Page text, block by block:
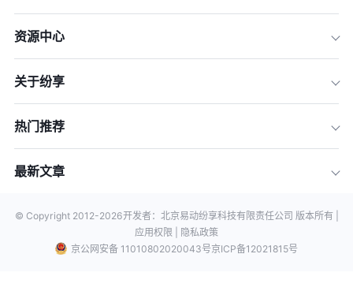
资源中心
关于纷享
热门推荐
最新文章
© Copyright 2012-2026开发者：北京易动纷享科技有限责任公司 版本所有 |
应用权限 |
隐私政策
京公网安备 11010802020043号京ICP备12021815号